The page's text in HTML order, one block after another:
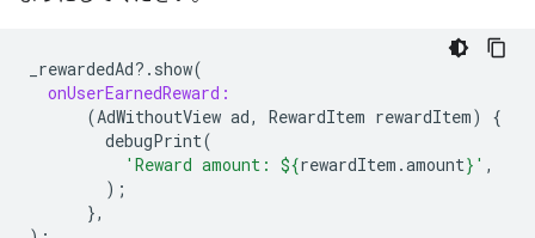
_rewardedAd? . show(
onUserEarnedReward:
(AdWithoutView ad, RewardItem rewardItem)
{
debugPrint(
'Reward amount: ${rewardItem .amount} ' ,
);
},